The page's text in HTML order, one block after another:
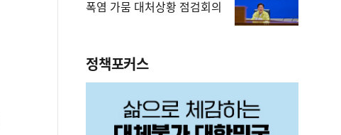
폭염 가뭄 대처상황 점검회의
정책포커스